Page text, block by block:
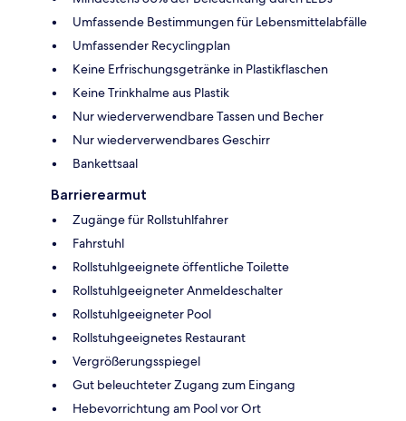
Umfassende Bestimmungen für Lebensmittelabfälle
Umfassender Recyclingplan
Keine Erfrischungsgetränke in Plastikflaschen
Keine Trinkhalme aus Plastik
Nur wiederverwendbare Tassen und Becher
Nur wiederverwendbares Geschirr
Bankettsaal
Barrierearmut
Zugänge für Rollstuhlfahrer
Fahrstuhl
Rollstuhlgeeignete öffentliche Toilette
Rollstuhlgeeigneter Anmeldeschalter
Rollstuhlgeeigneter Pool
Rollstuhgeeignetes Restaurant
Vergrößerungsspiegel
Gut beleuchteter Zugang zum Eingang
Hebevorrichtung am Pool vor Ort